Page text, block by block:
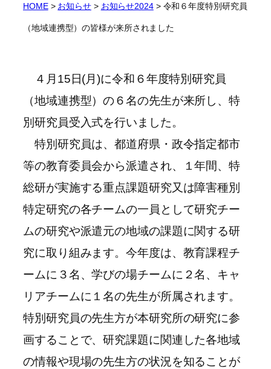
HOME> お知らせ> お知らせ2024> 令和６年度特別研究員
（地域連携型）の皆様が来所されました
４月15日(月)に令和６年度特別研究員
（地域連携型）の６名の先生が来所し、特
別研究員受入式を行いました。
特別研究員は、都道府県・政令指定都市
等の教育委員会から派遣され、１年間、特
総研が実施する重点課題研究又は障害種別
特定研究の各チームの一員として研究チー
ムの研究や派遣元の地域の課題に関する研
究に取り組みます。今年度は、教育課程チ
ームに３名、学びの場チームに２名、キャ
リアチームに１名の先生が所属されます。
特別研究員の先生方が本研究所の研究に参
画することで、研究課題に関連した各地域
の情報や現場の先生方の状況を知ることが